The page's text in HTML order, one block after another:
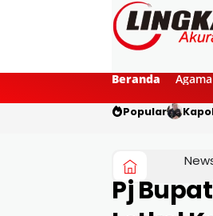
Beranda Agama
Popular
Pj